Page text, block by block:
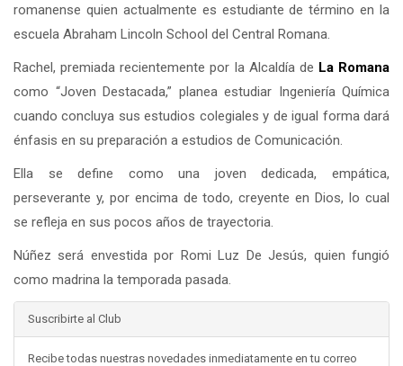
romanense quien actualmente es estudiante de término en la
escuela Abraham Lincoln School del Central Romana.
Rachel, premiada recientemente por la Alcaldía de La Romana
como “Joven Destacada,” planea estudiar Ingeniería Química
cuando concluya sus estudios colegiales y de igual forma dará
énfasis en su preparación a estudios de Comunicación.
Ella se define como una joven dedicada, empática,
perseverante y, por encima de todo, creyente en Dios, lo cual
se refleja en sus pocos años de trayectoria.
Núñez será envestida por Romi Luz De Jesús, quien fungió
como madrina la temporada pasada.
Suscribirte al Club
Recibe todas nuestras novedades inmediatamente en tu correo